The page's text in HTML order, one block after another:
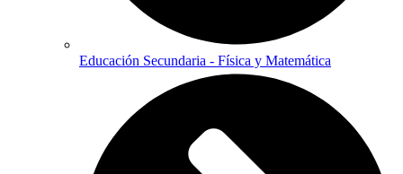
Educación Secundaria - Física y Matemática